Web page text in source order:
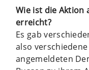
Wie ist die Aktion
erreicht?
Es gab
also
angemeldeten